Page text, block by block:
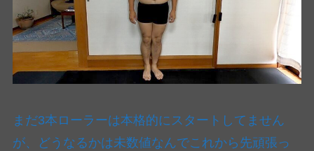
まだ3本ローラーは本格的にスタートしてません
が、どうなるかは未数値なんでこれから先頑張っ